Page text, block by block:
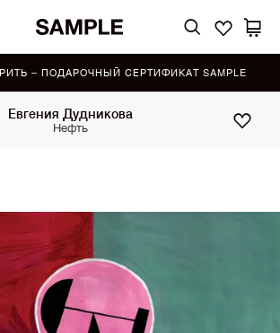
– ПОДАРОЧНЫЙ СЕРТИФИКАТ SAMPLE
Евгения Дудникова
Нефть